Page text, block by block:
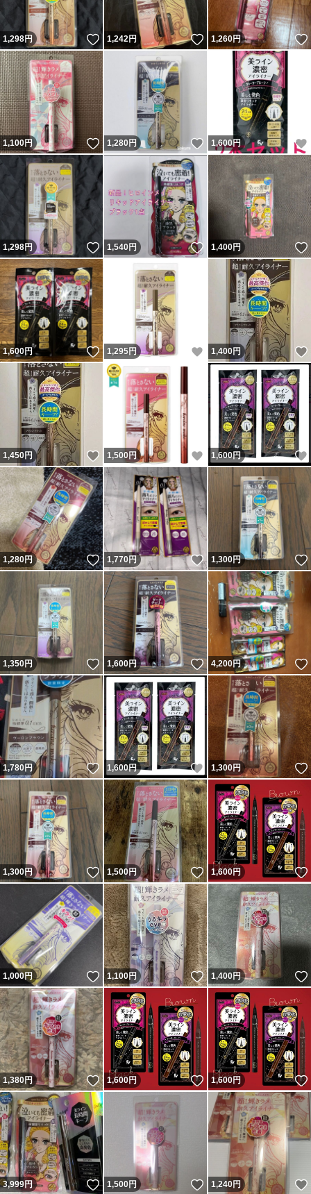
1,298円 いいね！
1,242円 いいね！
1,260円
1,100円 いいね！
1,280円 いいね！
1,600円
1,298円 いいね！
1,540円 いいね！
1,400円
1,600円 いいね！
1,295円 いいね！
1,400円
1,450円 いいね！
1,500円 いいね！
1,600円
1,280円 いいね！
1,770円 いいね！
1,300円
1,350円 いいね！
1,600円 いいね！
4,200円
1,780円 いいね！
1,600円 いいね！
1,300円
1,300円 いいね！
1,500円 いいね！
1,600円
1,000円 いいね！
1,100円 いいね！
1,400円
1,380円 いいね！
1,600円 いいね！
1,600円
3,999円 いいね！
1,500円 いいね！
1,240円